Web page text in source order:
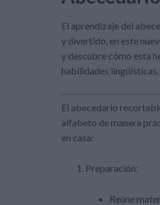
El aprendizaje del
y divertido, en este
y descubre cómo esta
habilidades lingüísticas.
El abecedario
alfabeto de manera
en casa:
Preparación:
Reúne